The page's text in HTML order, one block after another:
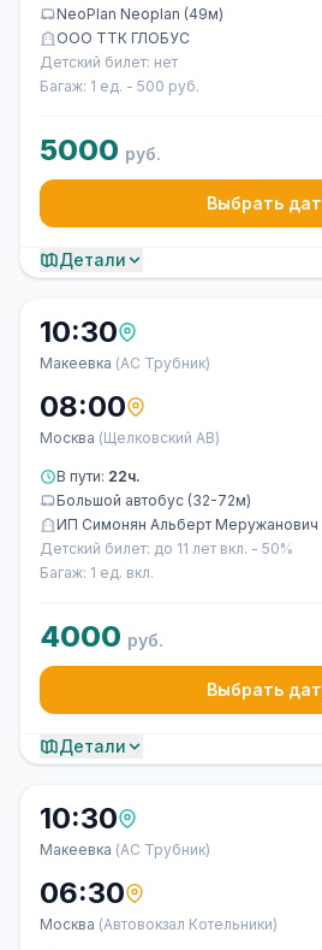
NeoPlan Neoplan (49м)
ООО ТТК ГЛОБУС
Детский билет: нет
Багаж: 1 ед. - 500 руб.
5000 руб.
Выбрать
Детали
10:30
Макеевка (АС Трубник)
08:00
Москва (Щелковский АВ)
В пути: 22ч.
Большой автобус (32-72м)
ИП Симонян Альберт Меружанович
Детский билет: до 11 лет вкл. - 50%
Багаж: 1 ед. вкл.
4000 руб.
Выбрать
Детали
10:30
Макеевка (АС Трубник)
06:30
Москва (Автовокзал Котельники)